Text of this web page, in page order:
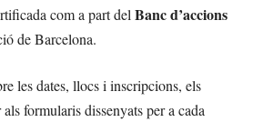
com a part del Banc d’accions
de Barcelona.
les dates, llocs i inscripcions, els
formularis dissenyats per a cada